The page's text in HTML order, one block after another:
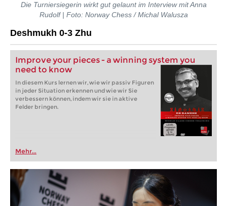
Die Turniersiegerin wirkt gut gelaunt im Interview mit Anna
Rudolf | Foto: Norway Chess / Michal Walusza
Deshmukh 0-3 Zhu
Improve your pieces - a winning system you
need to know
In diesem Kurs lernen wir, wie wir passiv Figuren
in jeder Situation erkennen und wie wir Sie
verbessern können, indem wir sie in aktive
Felder bringen.
Mehr...